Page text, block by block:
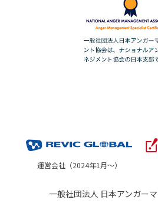
運営会社（2024年1月～）
一般社団法人 日本アンガー